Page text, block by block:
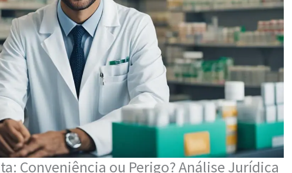
Conveniência ou Perigo? Análise Jurídica